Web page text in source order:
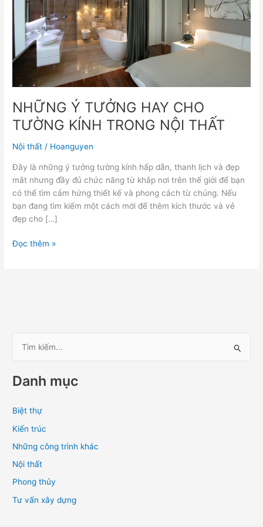
NHỮNG Ý TƯỞNG HAY CHO
TƯỜNG KÍNH TRONG NỘI THẤT
Nội thất / Hoanguyen
Đây là những ý tưởng tường kính hấp dẫn, thanh lịch và đẹp
mắt nhưng đầy đủ chức năng từ khắp nơi trên thế giới để bạn
có thể tìm cảm hứng thiết kế và phong cách từ chúng. Nếu
bạn đang tìm kiếm một cách mới để thêm kích thước và vẻ
đẹp cho […]
TRONG
NỘI
THẤT
Đọc thêm »
m
i
ế
m
:
Danh mục
Biệt thự
Kiến trúc
Những công trình khác
Nội thất
Phong thủy
Tư vấn xây dựng